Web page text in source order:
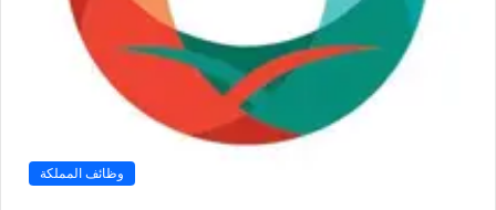
وظائف المملكة